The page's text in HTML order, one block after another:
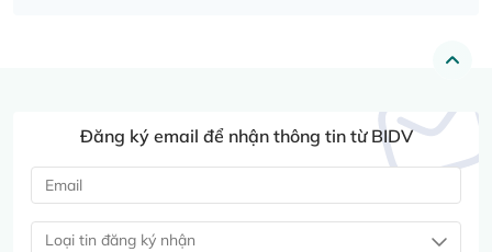
Đăng ký email để nhận thông tin từ BIDV
Loại tin đăng ký nhận